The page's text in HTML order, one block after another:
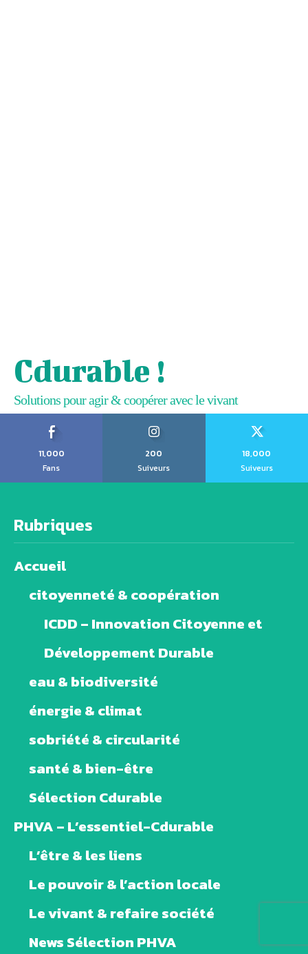
Cdurable !
Solutions pour agir & coopérer avec le vivant
11,000
Fans
200
Suiveurs
18,000
Suiveurs
Rubriques
Accueil
citoyenneté & coopération
ICDD – Innovation Citoyenne et
Développement Durable
eau & biodiversité
énergie & climat
sobriété & circularité
santé & bien-être
Sélection Cdurable
PHVA – L’essentiel-Cdurable
L’être & les liens
Le pouvoir & l’action locale
Le vivant & refaire société
News Sélection PHVA